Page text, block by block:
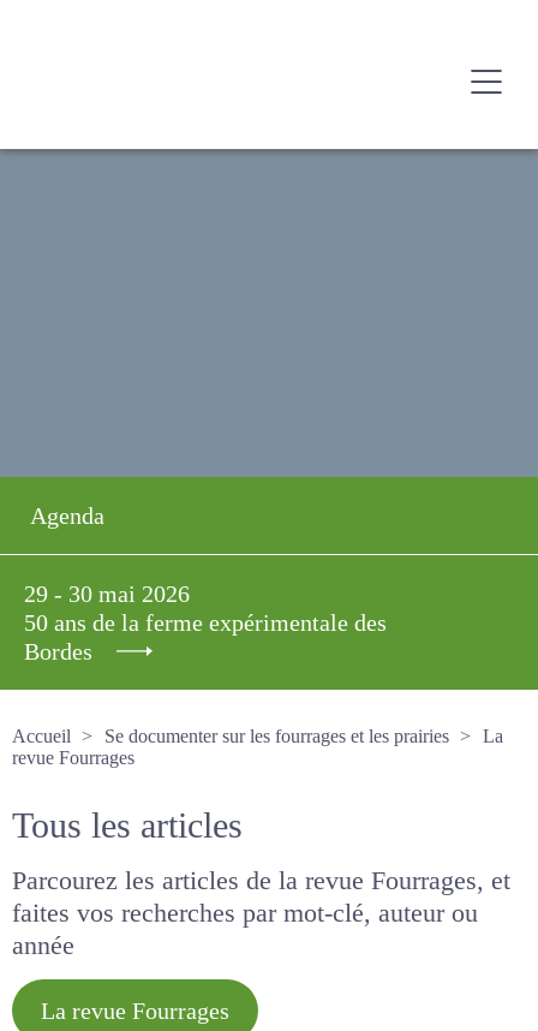
Agenda
29 - 30 mai 2026
50 ans de la ferme expérimentale des
Bordes
Accueil
Se documenter sur les fourrages et les prairies
La revue Fourrages
Tous les articles
Parcourez les articles de la revue Fourrages, et
faites vos recherches par mot-clé, auteur ou
année
La revue Fourrages